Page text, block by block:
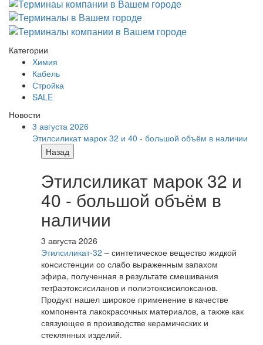
Категории
Химия
Кабель
Стройка
SALE
Новости
3 августа 2026
Этилсиликат марок 32 и 40 - большой объём в наличии
Назад
Этилсиликат марок 32 и
40 - большой объём в
наличии
3 августа 2026
Этилсиликат-32 – синтетическое вещество жидкой
консистенции со слабо выраженным запахом
эфира, полученная в результате смешивания
тетpаэтоксисиланов и полиэтоксисилоксанов.
Продукт нашел широкое применение в качестве
компонента лакокрасочных материалов, а также как
связующее в производстве керамических и
стеклянных изделий.